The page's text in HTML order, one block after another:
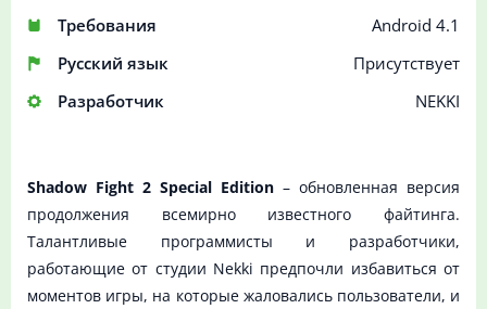
Требования
Android 4.1
Русский язык
Присутствует
Разработчик
NEKKI
Shadow Fight 2 Special Edition – обновленная версия
продолжения всемирно известного файтинга.
Талантливые программисты и разработчики,
работающие от студии Nekki предпочли избавиться от
моментов игры, на которые жаловались пользователи, и